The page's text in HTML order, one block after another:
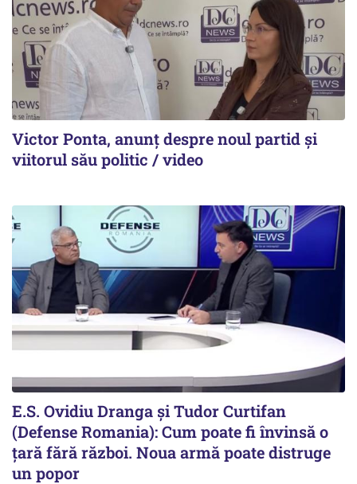
Victor Ponta, anunț despre noul partid și
viitorul său politic / video
E.S. Ovidiu Dranga și Tudor Curtifan
(Defense Romania): Cum poate fi învinsă o
țară fără război. Noua armă poate distruge
un popor